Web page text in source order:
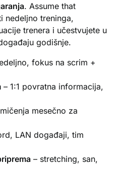
. Assume that
nedeljno treninga,
trenera i učestvujete u
godišnje.
fokus na scrim +
– 1:1 povratna informacija,
mesečno za
LAN događaji, tim
– stretching, san,